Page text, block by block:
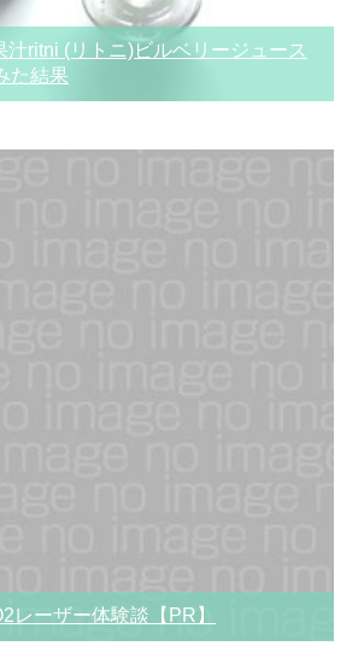
汁ritni (リトニ)ビルベリージュース
た結果
レーザー体験談【PR】